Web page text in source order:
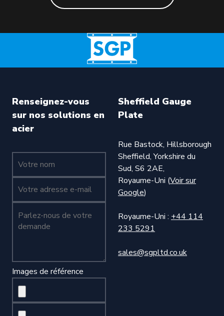
Renseignez-vous
sur nos solutions en
acier
Images de référence
Sheffield Gauge
Plate
Rue Bastock, Hillsborough
Sheffield, Yorkshire du
Sud, S6 2AE,
Royaume-Uni (Voir sur
Google)
Royaume-Uni : +44 114
233 5291
sales@sgpltd.co.uk